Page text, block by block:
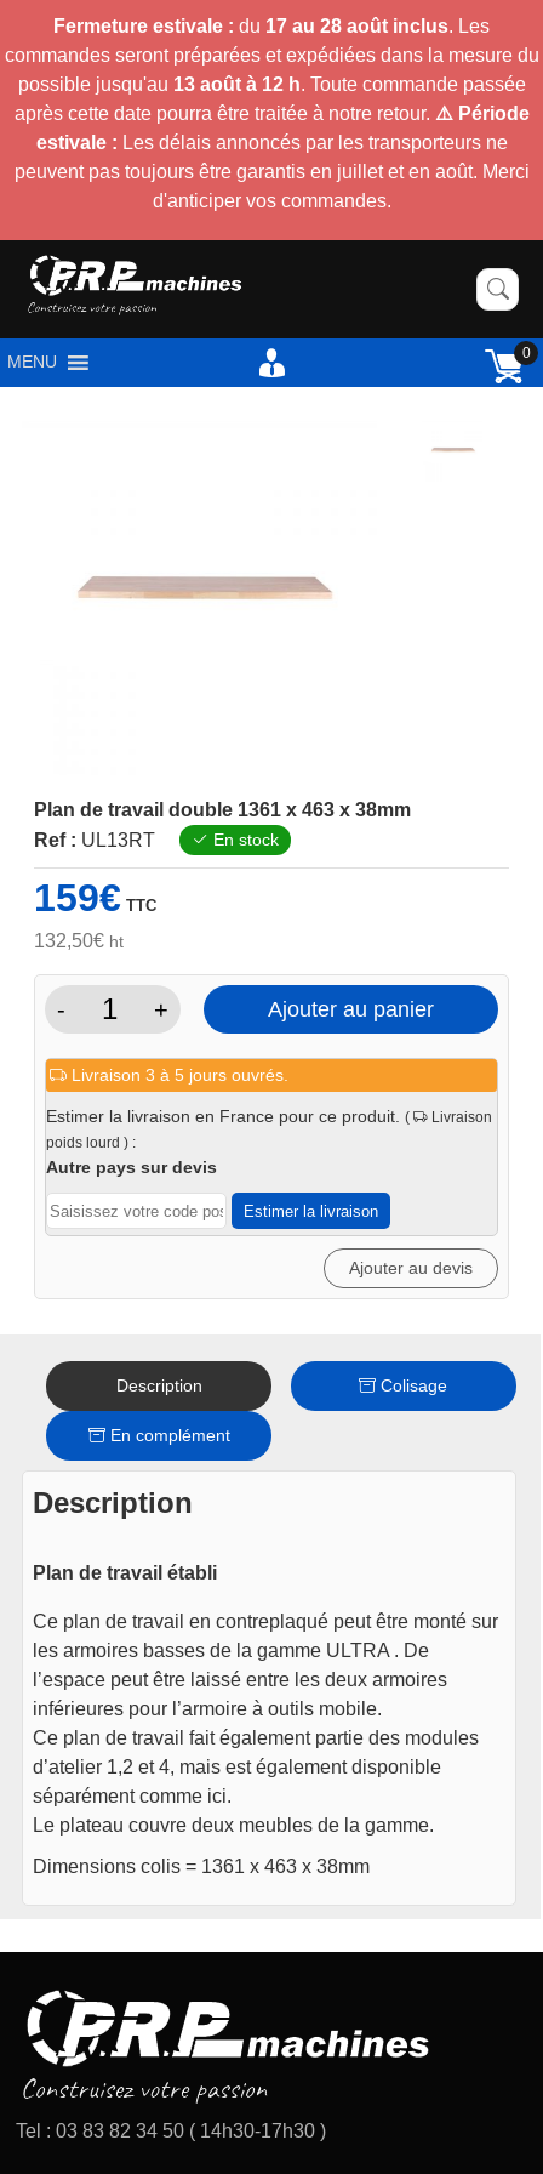
Fermeture estivale : du 17 au 28 août inclus. Les
commandes seront préparées et expédiées dans la mesure du
possible jusqu'au 13 août à 12 h. Toute commande passée
après cette date pourra être traitée à notre retour. ⚠️ Période
estivale : Les délais annoncés par les transporteurs ne
peuvent pas toujours être garantis en juillet et en août. Merci
d'anticiper vos commandes.
MENU 0
Plan de travail double 1361 x 463 x 38mm
Ref : UL13RT En stock
159€ TTC
132,50€ht
-
quantité
Plan
de
travail
double
1361
x
+ Ajouter au panier
Livraison 3 à 5 jours ouvrés.
Estimer la livraison en France pour ce produit. (
Livraison
poids lourd ) :
Autre pays sur devis
Estimer la livraison
Ajouter au devis
Description Colisage
En complément
Description
Plan de travail établi
Ce plan de travail en contreplaqué peut être monté sur
les armoires basses de la gamme ULTRA . De
l’espace peut être laissé entre les deux armoires
inférieures pour l’armoire à outils mobile.
Ce plan de travail fait également partie des modules
d’atelier 1,2 et 4, mais est également disponible
séparément comme ici.
Le plateau couvre deux meubles de la gamme.
Dimensions colis = 1361 x 463 x 38mm
Tel : 03 83 82 34 50 ( 14h30-17h30 )